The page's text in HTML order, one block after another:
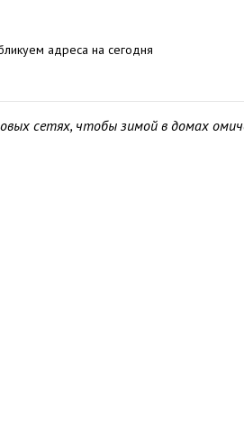
сетях, чтобы зимой в домах